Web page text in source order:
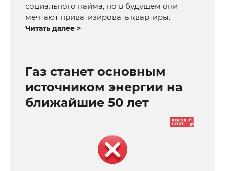
социального найма, но в будущем они
мечтают приватизировать квартиры.
Читать далее >
Газ станет основным
источником энергии на
ближайшие 50 лет